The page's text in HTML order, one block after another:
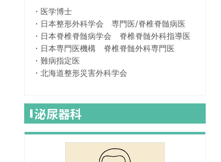
・医学博士
・日本整形外科学会 専門医/脊椎脊髄病医
・日本脊椎脊髄病学会 脊椎脊髄外科指導医
・日本専門医機構 脊椎脊髄外科専門医
・難病指定医
・北海道整形災害外科学会
泌尿器科